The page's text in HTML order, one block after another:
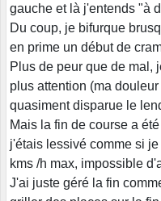
gauche et là j'entends "à
Du coup, je bifurque
en prime un début de
Plus de peur que de mal,
plus attention (ma
quasiment disparue le
Mais la fin de course a
j'étais lessivé comme si
kms /h max, impossible
J'ai juste géré la fin